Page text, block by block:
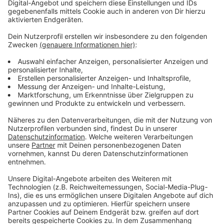
Alle Folgen im Überblick
Anzeige
Solarpark Werneuchen
LNG-Terminal Brunsbüttel
Windkraftpark Norddeich
Bio-LNG Produktionsanlagen in Köln
Anzeige
Was macht ihr, um Energie zu sparen?
Anzeige